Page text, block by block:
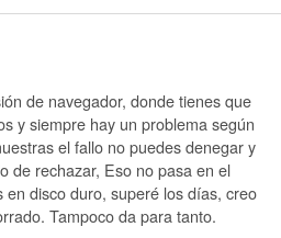
de navegador, donde tienes que
y siempre hay un problema según
el fallo no puedes denegar y
de rechazar, Eso no pasa en el
en disco duro, superé los días, creo
Tampoco da para tanto.